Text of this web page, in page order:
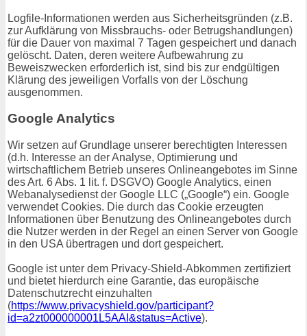
Logfile-Informationen werden aus Sicherheitsgründen (z.B.
zur Aufklärung von Missbrauchs- oder Betrugshandlungen)
für die Dauer von maximal 7 Tagen gespeichert und danach
gelöscht. Daten, deren weitere Aufbewahrung zu
Beweiszwecken erforderlich ist, sind bis zur endgültigen
Klärung des jeweiligen Vorfalls von der Löschung
ausgenommen.
Google Analytics
Wir setzen auf Grundlage unserer berechtigten Interessen
(d.h. Interesse an der Analyse, Optimierung und
wirtschaftlichem Betrieb unseres Onlineangebotes im Sinne
des Art. 6 Abs. 1 lit. f. DSGVO) Google Analytics, einen
Webanalysedienst der Google LLC („Google“) ein. Google
verwendet Cookies. Die durch das Cookie erzeugten
Informationen über Benutzung des Onlineangebotes durch
die Nutzer werden in der Regel an einen Server von Google
in den USA übertragen und dort gespeichert.
Google ist unter dem Privacy-Shield-Abkommen zertifiziert
und bietet hierdurch eine Garantie, das europäische
Datenschutzrecht einzuhalten
(https://www.privacyshield.gov/participant?
id=a2zt000000001L5AAI&status=Active).